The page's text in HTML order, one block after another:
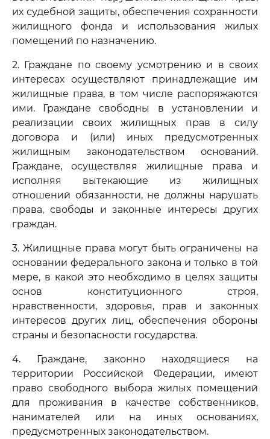
их судебной защиты, обеспечения сохранности
жилищного фонда и использования жилых
помещений по назначению.
2. Граждане по своему усмотрению и в своих
интересах осуществляют принадлежащие им
жилищные права, в том числе распоряжаются
ими. Граждане свободны в установлении и
реализации своих жилищных прав в силу
договора и (или) иных предусмотренных
жилищным законодательством оснований.
Граждане, осуществляя жилищные права и
исполняя вытекающие из жилищных
отношений обязанности, не должны нарушать
права, свободы и законные интересы других
граждан.
3. Жилищные права могут быть ограничены на
основании федерального закона и только в той
мере, в какой это необходимо в целях защиты
основ конституционного строя,
нравственности, здоровья, прав и законных
интересов других лиц, обеспечения обороны
страны и безопасности государства.
4. Граждане, законно находящиеся на
территории Российской Федерации, имеют
право свободного выбора жилых помещений
для проживания в качестве собственников,
нанимателей или на иных основаниях,
предусмотренных законодательством.